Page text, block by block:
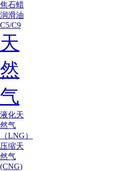
焦石蜡
润滑油
C5/C9
天
然
气
液化天
然气
（LNG）
压缩天
然气
(CNG)